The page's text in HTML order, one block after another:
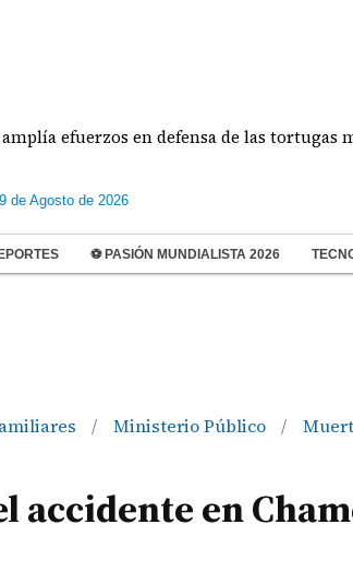
en defensa de las tortugas marinas
de Agosto de 2026
⚽ PASIÓN MUNDIALISTA 2026
/ Ministerio Público /
accidente en